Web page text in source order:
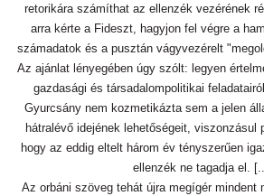
retorikára számíthat az ellenzék vezérének
arra kérte a Fideszt, hagyjon fel végre a
számadatok és a pusztán vágyvezérelt
Az ajánlat lényegében úgy szólt: legyen
gazdasági és társadalompolitikai
Gyurcsány nem kozmetikázta sem a jelen
hátralévő idejének lehetőségeit, viszonzásul
hogy az eddig eltelt három év tényszerűen
ellenzék ne tagadja el.
Az orbáni szöveg tehát újra megígér mindent